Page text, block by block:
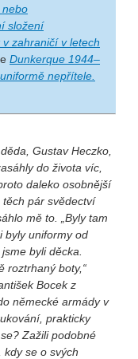
nebo
složení
zahraničí v letech
Dunkerque 1944–
nepřítele.
Gustav Heczko,
do života víc,
daleko osobnější
pár svědectví
mě to. „Byly tam
byly uniformy od
byli děcka.
roztrhaný boty,“
Bocek z
německé armády v
prakticky
Zažili podobné
kdy se o svých